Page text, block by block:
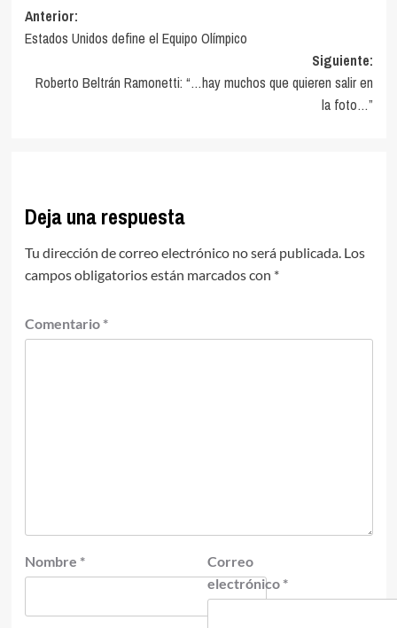
Navegación
de
entradas
Anterior:
Estados Unidos define el Equipo Olímpico
Siguiente:
Roberto Beltrán Ramonetti: “…hay muchos que quieren salir en
la foto…”
Deja una respuesta
Tu dirección de correo electrónico no será publicada. Los
campos obligatorios están marcados con *
Comentario *
Nombre *
Correo
electrónico *